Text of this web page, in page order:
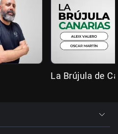
La Brújula de